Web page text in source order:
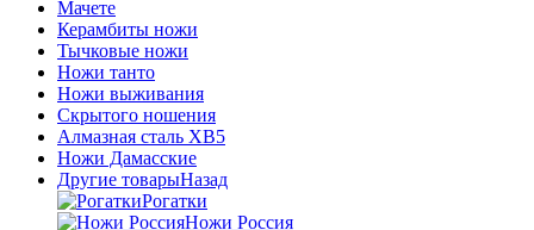
Мачете
Керамбиты ножи
Тычковые ножи
Ножи танто
Ножи выживания
Скрытого ношения
Алмазная сталь ХВ5
Ножи Дамасские
Другие товарыНазад
Рогатки
Ножи Россия